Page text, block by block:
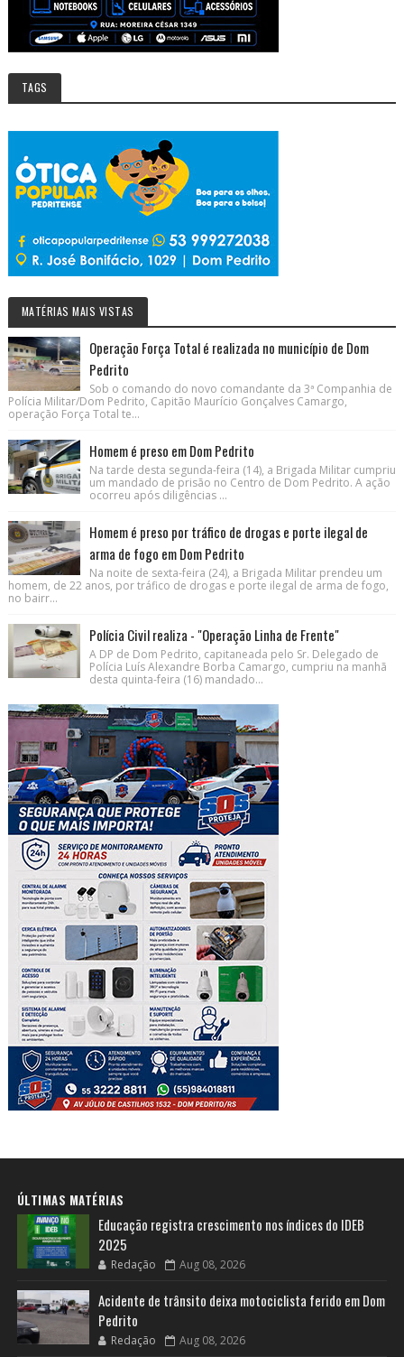
TAGS
MATÉRIAS MAIS VISTAS
Operação Força Total é realizada no município de Dom
Pedrito
Sob o comando do novo comandante da 3ª Companhia de
Polícia Militar/Dom Pedrito, Capitão Maurício Gonçalves Camargo,
operação Força Total te...
Homem é preso em Dom Pedrito
Na tarde desta segunda-feira (14), a Brigada Militar cumpriu
um mandado de prisão no Centro de Dom Pedrito. A ação
ocorreu após diligências ...
Homem é preso por tráfico de drogas e porte ilegal de
arma de fogo em Dom Pedrito
Na noite de sexta-feira (24), a Brigada Militar prendeu um
homem, de 22 anos, por tráfico de drogas e porte ilegal de arma de fogo,
no bairr...
Polícia Civil realiza - "Operação Linha de Frente"
A DP de Dom Pedrito, capitaneada pelo Sr. Delegado de
Polícia Luís Alexandre Borba Camargo, cumpriu na manhã
desta quinta-feira (16) mandado...
ÚLTIMAS MATÉRIAS
Educação registra crescimento nos índices do IDEB
2025
Redação Aug 08, 2026
Acidente de trânsito deixa motociclista ferido em Dom
Pedrito
Redação Aug 08, 2026